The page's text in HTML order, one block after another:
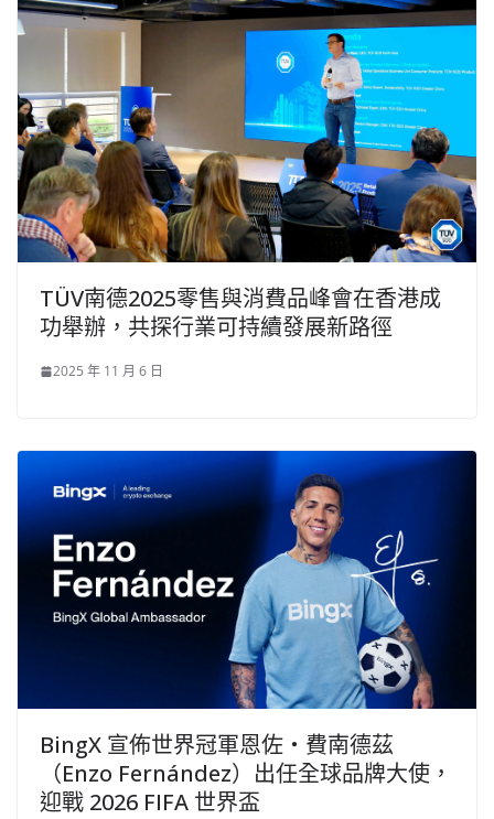
TÜV南德2025零售與消費品峰會在香港成
功舉辦，共探行業可持續發展新路徑
2025 年 11 月 6 日
BingX 宣佈世界冠軍恩佐・費南德茲
（Enzo Fernández）出任全球品牌大使，
迎戰 2026 FIFA 世界盃